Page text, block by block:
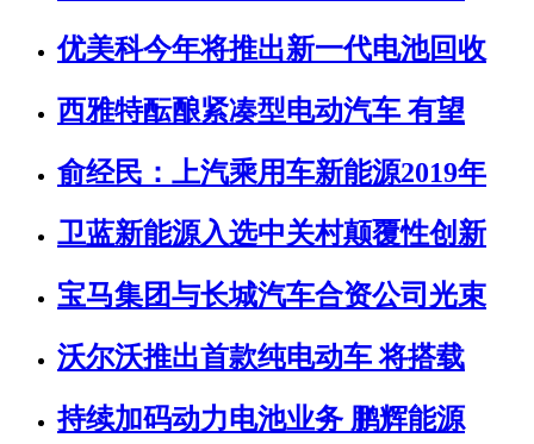
优美科今年将推出新一代电池回收
西雅特酝酿紧凑型电动汽车 有望
俞经民：上汽乘用车新能源2019年
卫蓝新能源入选中关村颠覆性创新
宝马集团与长城汽车合资公司光束
沃尔沃推出首款纯电动车 将搭载
持续加码动力电池业务 鹏辉能源